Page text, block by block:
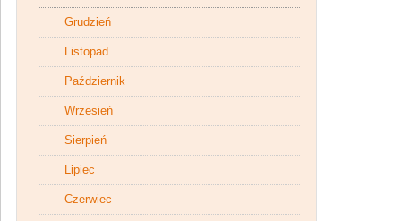
Grudzień
Listopad
Październik
Wrzesień
Sierpień
Lipiec
Czerwiec